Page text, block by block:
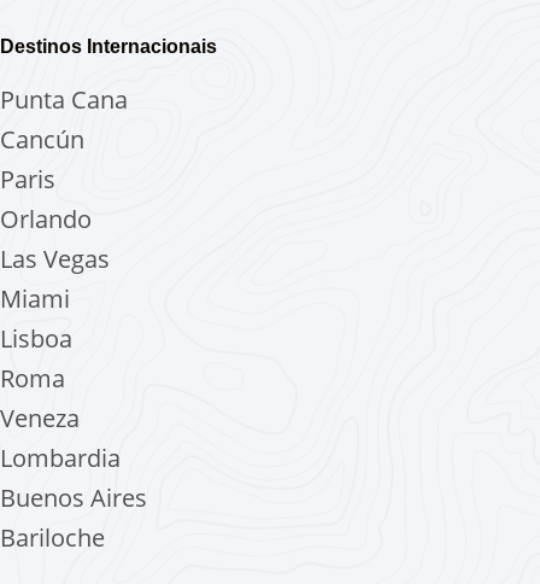
Destinos Internacionais
Punta Cana
Cancún
Paris
Orlando
Las Vegas
Miami
Lisboa
Roma
Veneza
Lombardia
Buenos Aires
Bariloche